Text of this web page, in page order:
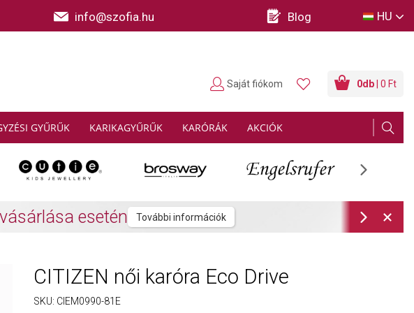
info@szofia.hu Blog HU
GYŰRŰK KARIKAGYŰRŰK KARÓRÁK AKCIÓK
0db | 0 Ft
Saját fiókom
További információk
CITIZEN női karóra Eco Drive
SKU: CIEM0990-81E